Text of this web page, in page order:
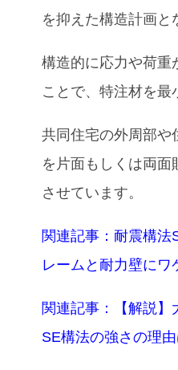
を抑えた構造計画と
構造的に応力や荷重
ことで、特注材を最
共同住宅の外周部や
を片面もしくは両
させています。
関連記事：耐震構
レームと耐力壁にワ
関連記事：【解説
SE構法の強さの理